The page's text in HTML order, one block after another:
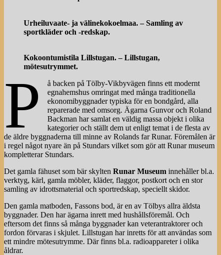
Urheiluvaate- ja välinekokoelmaa. – Samling av
sportkläder och -redskap.
Kokoontumistila Lillstugan. – Lillstugan,
mötesutrymmet.
P
å backen på Tölby-Vikbyvägen finns ett modernt
egnahemshus omringat med många traditionella
ekonomibyggnader typiska för en bondgård, alla
reparerade med omsorg. Ägarna Gunvor och Roland
Backman har samlat en väldig massa objekt i olika
kategorier och ställt dem ut enligt temat i de flesta av
de äldre byggnaderna till minne av Rolands far Runar. Föremålen är
i regel något nyare än på Stundars vilket som gör att Runar museum
kompletterar Stundars.
Det gamla fähuset som bär skylten Runar Museum innehåller bl.a.
verktyg, kärl, gamla möbler, kläder, flaggor, postkort och en stor
samling av idrottsmaterial och sportredskap, speciellt skidor.
Den gamla matboden, Fassons bod, är en av Tölbys allra äldsta
byggnader. Den har ägarna inrett med hushållsföremål. Och
eftersom det finns så många byggnader kan veterantraktorer och
fordon förvaras i skjulet. Lillstugan har inretts för att användas som
ett mindre mötesutrymme. Där finns bl.a. radioappareter i olika
åldrar.